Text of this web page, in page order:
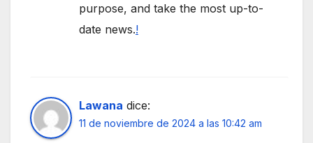
purpose, and take the most up-to-
date news.!
Lawana dice:
11 de noviembre de 2024 a las 10:42 am